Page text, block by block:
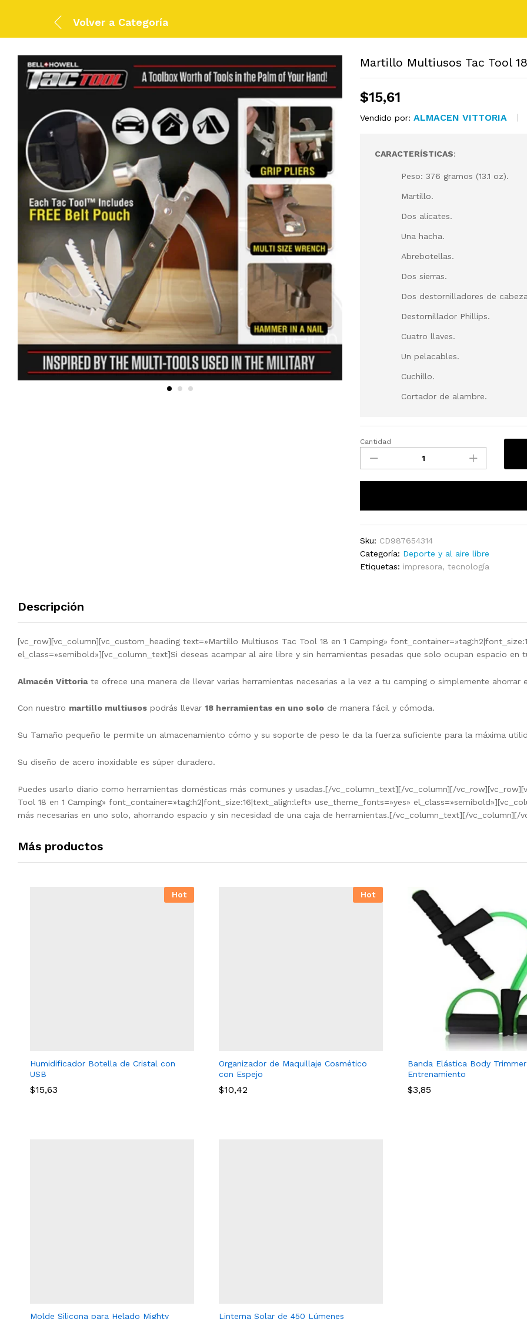
Volver aCategoría
Martillo Multiusos Tac Tool
$15,61
Vendido por:ALMACEN VITTORIA
CARACTERÍSTICAS:
Peso: 376 gramos (13.1 oz).
Martillo.
Dos alicates.
Una hacha.
Abrebotellas.
Dos sierras.
Dos destornilladores de
Destornillador Phillips.
Cuatro llaves.
Un pelacables.
Cuchillo.
Cortador de alambre.
Martillo
Multiusos
Tac
Tool
en
Cantidad
Sku: CD987654314
Categoría: Deporte y al aire libre
Etiquetas: impresora,tecnología
Descripción
[vc_row][vc_column][vc_custom_heading text=»Martillo Multiusos Tac Tool 18 en 1 Camping»
el_class=»semibold»][vc_column_text]Si deseas acampar al aire libre y sin herramientas pesadas que solo ocupan espacio en
Almacén Vittoriate ofrece una manera de llevar varias herramientas necesarias a la vez a tu camping o simplemente ahorrar
Con nuestro martillo multiusos podrás llevar 18 herramientas en uno solo de manera fácil y cómoda.
Su Tamaño pequeño le permite un almacenamiento cómo y su soporte de peso le da la fuerza suficiente para la máxima
Su diseño de acero inoxidable es súper duradero.
Puedes usarlo diario como herramientas domésticas más comunes y usadas.[/vc_column_text][/vc_column][/
Tool 18 en 1 Camping» font_container=»tag:h2|font_size:16|text_align:left» use_theme_fonts=»yes»
más necesarias en uno solo, ahorrando espacio y sin necesidad de una caja de herramientas.[/vc_column_text][/vc_column][/
Más productos
Hot
Humidificador Botella de Cristal con
USB
$15,63
Hot
Organizador de Maquillaje Cosmético
con Espejo
$10,42
Banda Elástica Body
Entrenamiento
$3,85
Molde Silicona para Helado Mighty Linterna Solar de 450 Lúmenes